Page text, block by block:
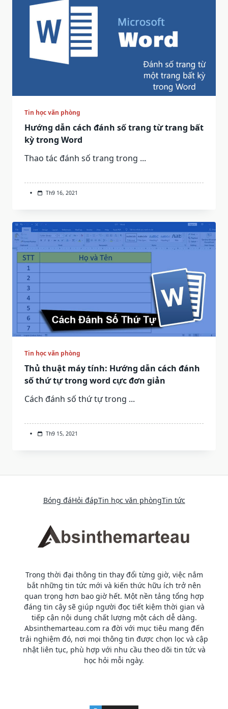
Tin học văn phòng
Hướng dẫn cách đánh số trang từ trang bất
kỳ trong Word
Thao tác đánh số trang trong ...
Th9 16, 2021
Tin học văn phòng
Thủ thuật máy tính: Hướng dẫn cách đánh
số thứ tự trong word cực đơn giản
Cách đánh số thứ tự trong ...
Th9 15, 2021
Bóng đáHỏi đápTin học văn phòngTin tức
Trong thời đại thông tin thay đổi từng giờ, việc nắm
bắt những tin tức mới và kiến thức hữu ích trở nên
quan trọng hơn bao giờ hết. Một nền tảng tổng hợp
đáng tin cậy sẽ giúp người đọc tiết kiệm thời gian và
tiếp cận nội dung chất lượng một cách dễ dàng.
Absinthemarteau.com ra đời với mục tiêu mang đến
trải nghiệm đó, nơi mọi thông tin được chọn lọc và cập
nhật liên tục, phù hợp với nhu cầu theo dõi tin tức và
học hỏi mỗi ngày.